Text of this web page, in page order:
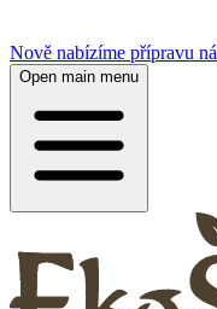
Nově nabízíme přípravu
Open main menu